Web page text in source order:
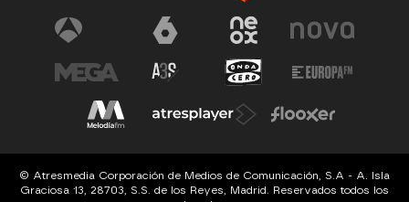
© Atresmedia Corporación de Medios de Comunicación, S.A - A. Isla
Graciosa 13, 28703, S.S. de los Reyes, Madrid. Reservados todos los